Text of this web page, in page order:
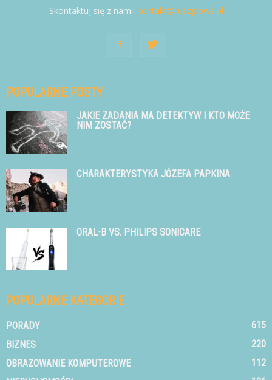
Skontaktuj się z nami: kontakt@ruszglowa.pl
POPULARNE POSTY
JAKIE ZADANIA MA DETEKTYW I KTO MOŻE
NIM ZOSTAĆ?
CHARAKTERYSTYKA JÓZEFA PAPKINA
ORAL-B VS. PHILIPS SONICARE
POPULARNE KATEGORIE
PORADY
615
BIZNES
220
OBRAZOWANIE KOMPUTEROWE
112